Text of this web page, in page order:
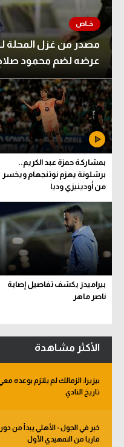
مصدر من غزل المحلة
عرضه لضم محمود
بمشاركة حمزة عبد الكريم..
برشلونة يهزم نوتنجهام ويخسر
من أودينيزي وديا
بيراميدز يكشف تفاصيل إصابة
ناصر ماهر
الأكثر مشاهدة
بيزيرا: الزمالك لم يلتزم
تاريخ النادي
قاريا من التمهيدي الأول